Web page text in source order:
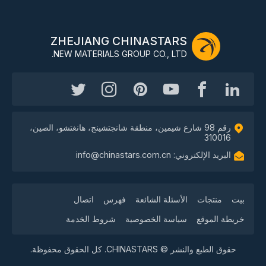
ZHEJIANG CHINASTARS
NEW MATERIALS GROUP CO., LTD.
رقم 98 شارع شيمين، منطقة شانجتشينج، هانغتشو، الصين،
310016
البريد الإلكتروني: info@chinastars.com.cn
بيت منتجات الأسئلة الشائعة فهرس
اتصال
خريطة الموقع
سياسة الخصوصية شروط الخدمة
حقوق الطبع والنشر © CHINASTARS. كل الحقوق محفوظة.